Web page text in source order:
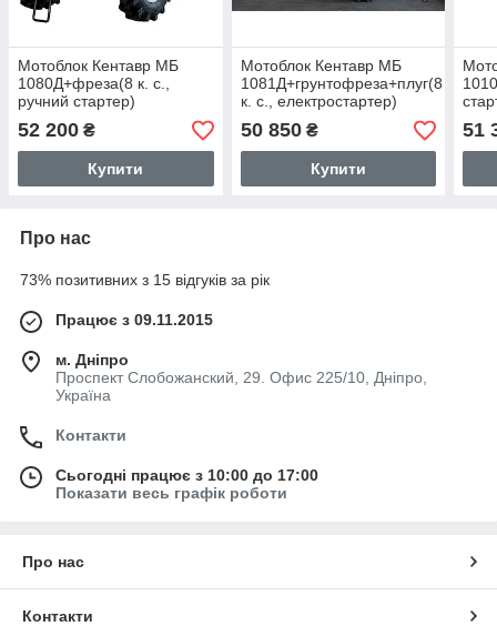
Мотоблок Кентавр МБ
1080Д+фреза(8 к. с.,
ручний стартер)
52 200 ₴
Купити
Мотоблок Кентавр МБ
1081Д+грунтофреза+плуг(8
к. с., електростартер)
50 850₴
Купити
51
Про нас
73% позитивних з 15 відгуків за рік
Працює з 09.11.2015
м. Дніпро
Проспект Слобожанский, 29. Офис 225/10, Дніпро,
Україна
Контакти
Сьогодні працює з 10:00 до 17:00
Показати весь графік роботи
Про нас
Контакти